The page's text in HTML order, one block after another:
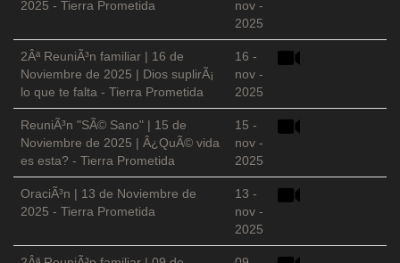
2025 - Tierra Prometida
nov -
2025
2Âª ReuniÃ³n familiar | 16 de
Noviembre de 2025 | Dios suplirÃ¡
lo que te falta - Tierra Prometida
16 -
nov -
2025
ReuniÃ³n "SÃ© Sano" | 15 de
Noviembre de 2025 | Â¿QuÃ© vida
es esta? - Tierra Prometida
15 -
nov -
2025
OraciÃ³n | 13 de Noviembre de
2025 - Tierra Prometida
13 -
nov -
2025